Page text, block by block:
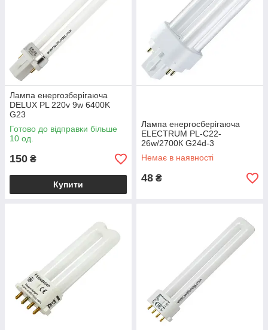
Лампа енергозберігаюча
DELUX PL 220v 9w 6400K
G23
Готово до відправки більше
10 од.
150 ₴
Купити
Лампа енергосберігаюча
ELECTRUM PL-С22-
26w/2700К G24d-3
Немає в наявності
48 ₴